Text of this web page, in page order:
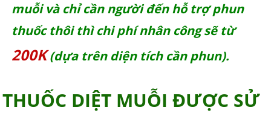
muỗi và chỉ cần người đến hỗ trợ phun
thuốc thôi thì chi phí nhân công sẽ từ
200K(dựa trên diện tích cần phun).
THUỐC DIỆT MUỖI ĐƯỢC SỬ